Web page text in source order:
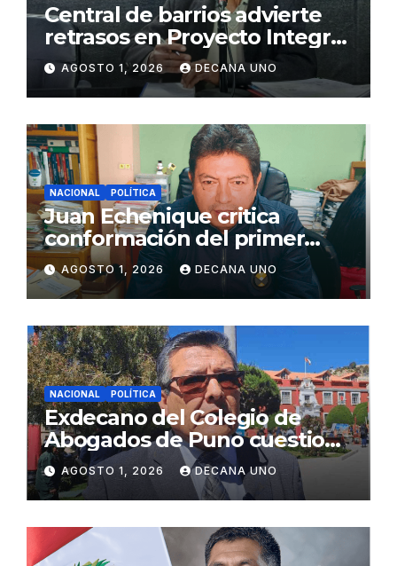
Central de barrios advierte
retrasos en Proyecto Integral
de Agua y Alcantarillado para
Juliaca
AGOSTO 1, 2026 DECANA UNO
NACIONAL POLÍTICA
Juan Echenique critica
conformación del primer
gabinete ministerial de Keiko
Fujimori
AGOSTO 1, 2026 DECANA UNO
NACIONAL POLÍTICA
Exdecano del Colegio de
Abogados de Puno cuestiona
propuestas sobre seguridad
ciudadana
AGOSTO 1, 2026 DECANA UNO